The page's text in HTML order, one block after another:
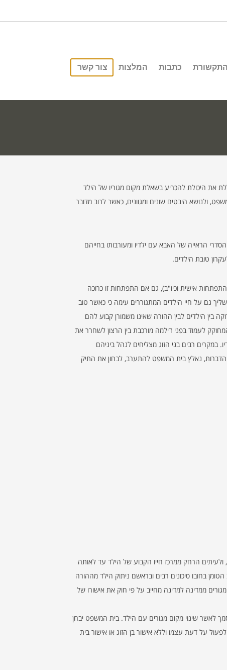
כתבות המלצות צור קשר
קובע כי שני ההורים הם האפוטרופוסים הטבעיים של ילדיהם הקטינים עד הגיעו לגיל 18, זכות הכוללת את היכולת להכריע בשאלת מקום מגוריו של הילד
ולנושא היבטים שונים ומגוונים, כאשר לרוב מדובר
הראייה של האבא עם ילדיו ומעורבותו בחייהם
טובת הילדים.
אישית וכיו"ב), גם אם התפתחות זו כרוכה
גם על חיי הילדים המתגוררים עימה כי כאשר טוב
בין הילדים לבין ההורה שאינו משמורן קבוע להם
לעמוד בפני דילמה מורכבת בין הרצון לשחרר את
במקרים רבים בני הזוג מצליחים לנהל ביניהם
הדברות, נאלץ בית המשפט להתערב, לבחון את התיק
הרחק ממרכז חייו הקבוע של הילד עד לאותה
בחובו סיכונים רבים ובראשם ניתוק הילד מההורה
ממדינה למדינה מחייב על פי חוק את אישורו של
לאשר שינוי מקום מגורים עם הילד. בית המשפט יבחן
על דעת עצמו וללא אישור בן הזוג או אישור בית